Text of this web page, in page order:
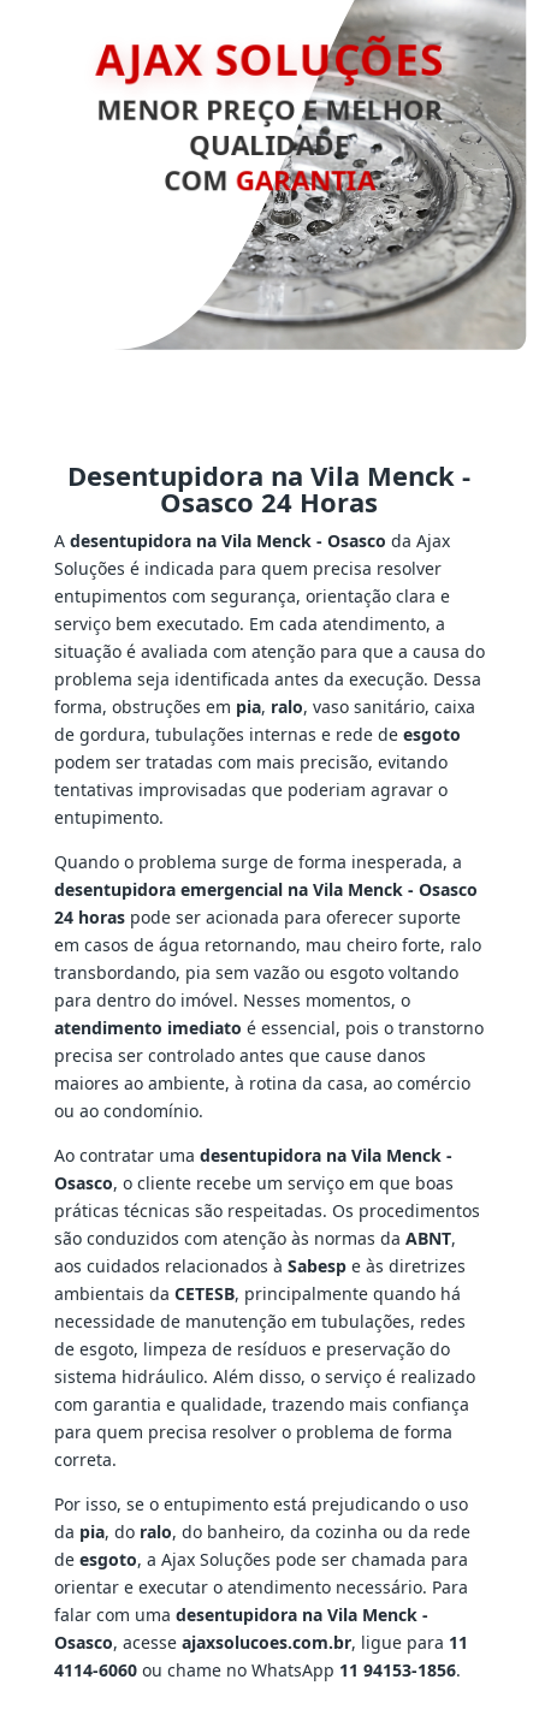
AJAX SOLUÇÕES
MENOR PREÇO E MELHOR
QUALIDADE
COM GARANTIA
Desentupidora na Vila Menck -
Osasco 24 Horas
A desentupidora na Vila Menck - Osasco da Ajax
Soluções é indicada para quem precisa resolver
entupimentos com segurança, orientação clara e
serviço bem executado. Em cada atendimento, a
situação é avaliada com atenção para que a causa do
problema seja identificada antes da execução. Dessa
forma, obstruções em pia, ralo, vaso sanitário, caixa
de gordura, tubulações internas e rede de esgoto
podem ser tratadas com mais precisão, evitando
tentativas improvisadas que poderiam agravar o
entupimento.
Quando o problema surge de forma inesperada, a
desentupidora emergencial na Vila Menck - Osasco
24 horaspode ser acionada para oferecer suporte
em casos de água retornando, mau cheiro forte, ralo
transbordando, pia sem vazão ou esgoto voltando
para dentro do imóvel. Nesses momentos, o
atendimento imediato é essencial, pois o transtorno
precisa ser controlado antes que cause danos
maiores ao ambiente, à rotina da casa, ao comércio
ou ao condomínio.
Ao contratar uma desentupidora na Vila Menck -
Osasco, o cliente recebe um serviço em que boas
práticas técnicas são respeitadas. Os procedimentos
são conduzidos com atenção às normas da ABNT,
aos cuidados relacionados à Sabespe às diretrizes
ambientais da CETESB, principalmente quando há
necessidade de manutenção em tubulações, redes
de esgoto, limpeza de resíduos e preservação do
sistema hidráulico. Além disso, o serviço é realizado
com garantia e qualidade, trazendo mais confiança
para quem precisa resolver o problema de forma
correta.
Por isso, se o entupimento está prejudicando o uso
da pia, do ralo, do banheiro, da cozinha ou da rede
de esgoto, a Ajax Soluções pode ser chamada para
orientar e executar o atendimento necessário. Para
falar com uma desentupidora na Vila Menck -
Osasco, acesse ajaxsolucoes.com.br, ligue para 11
4114-6060ou chame no WhatsApp 11 94153-1856.